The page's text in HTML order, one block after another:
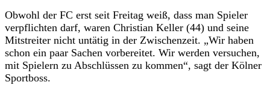
Obwohl der FC erst seit Freitag weiß, dass man Spieler
verpflichten darf, waren Christian Keller (44) und seine
Mitstreiter nicht untätig in der Zwischenzeit. „Wir haben
schon ein paar Sachen vorbereitet. Wir werden versuchen,
mit Spielern zu Abschlüssen zu kommen“, sagt der Kölner
Sportboss.